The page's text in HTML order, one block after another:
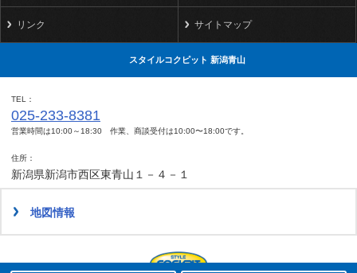
リンク サイトマップ
スタイルコクピット 新潟青山
TEL
025-233-8381
営業時間は10:00～18:30 作業、商談受付は10:00〜18:00です。
住所
新潟県新潟市西区東青山１－４－１
地図情報